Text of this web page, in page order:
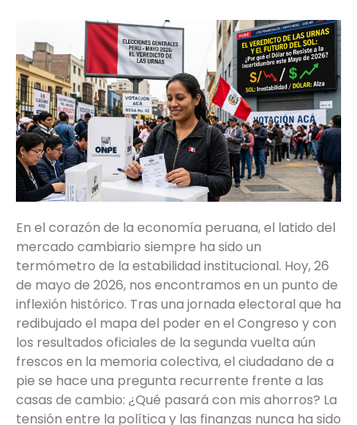
En el corazón de la economía peruana, el latido del
mercado cambiario siempre ha sido un
termómetro de la estabilidad institucional. Hoy, 26
de mayo de 2026, nos encontramos en un punto de
inflexión histórico. Tras una jornada electoral que ha
redibujado el mapa del poder en el Congreso y con
los resultados oficiales de la segunda vuelta aún
frescos en la memoria colectiva, el ciudadano de a
pie se hace una pregunta recurrente frente a las
casas de cambio: ¿Qué pasará con mis ahorros? La
tensión entre la política y las finanzas nunca ha sido